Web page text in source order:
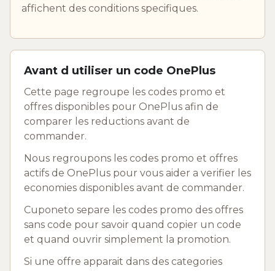
affichent des conditions specifiques.
Avant d utiliser un code OnePlus
Cette page regroupe les codes promo et
offres disponibles pour OnePlus afin de
comparer les reductions avant de
commander.
Nous regroupons les codes promo et offres
actifs de OnePlus pour vous aider a verifier les
economies disponibles avant de commander.
Cuponeto separe les codes promo des offres
sans code pour savoir quand copier un code
et quand ouvrir simplement la promotion.
Si une offre apparait dans des categories